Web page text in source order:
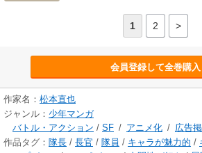
1 2 >
会員登録して全巻購入
作家名： 松本直也
ジャンル： 少年マンガ
バトル・アクション / SF / アニメ化 / 広告
作品タグ： 隊長 / 長官 / 隊員 / キャラが魅力的 /